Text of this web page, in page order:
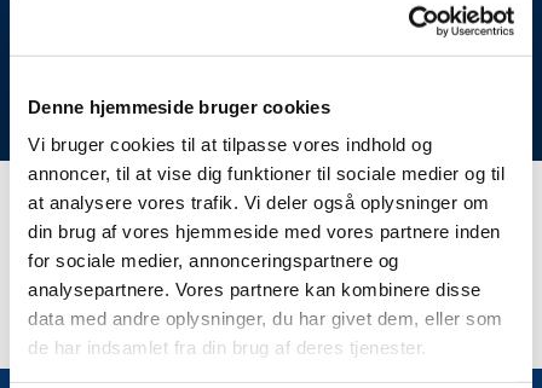
Denne hjemmeside bruger cookies
Vi bruger cookies til at tilpasse vores indhold og
annoncer, til at vise dig funktioner til sociale medier og til
at analysere vores trafik. Vi deler også oplysninger om
din brug af vores hjemmeside med vores partnere inden
for sociale medier, annonceringspartnere og
analysepartnere. Vores partnere kan kombinere disse
data med andre oplysninger, du har givet dem, eller som
de har indsamlet fra din brug af deres tjenester.
Mikkelsdag